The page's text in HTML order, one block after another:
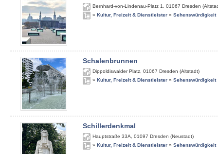
Bernhard-von-Lindenau-Platz 1 01067 Dresden
» Kultur, Freizeit & Dienstleister » Sehenswürdigkeit
Schalenbrunnen
Dippoldiswalder Platz 01067 Dresden (Altstadt)
» Kultur, Freizeit & Dienstleister » Sehenswürdigkeit
Schillerdenkmal
Hauptstraße 33A 01097 Dresden (Neustadt)
» Kultur, Freizeit & Dienstleister » Sehenswürdigkeit